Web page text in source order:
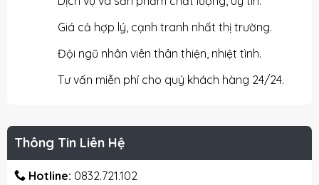
Giá cả hợp lý, cạnh tranh nhất thị trường.
Đội ngũ nhân viên thân thiện, nhiệt tình.
Tư vấn miễn phí cho quý khách hàng 24/24.
Thông Tin Liên Hệ
Hotline: 0832.721.102